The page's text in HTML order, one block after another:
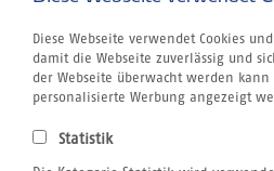
Kapverden
Marokko
Unternehmen
Airline Blacklist
Diese Webseite verwendet Cookies
damit die Webseite zuverlässig und
der Webseite überwacht werden
personalisierte Werbung angezeigt
Statistik